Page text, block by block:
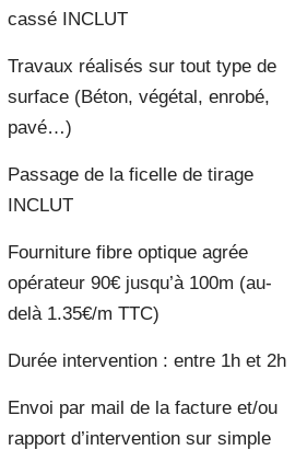
cassé INCLUT
Travaux réalisés sur tout type de
surface (Béton, végétal, enrobé,
pavé…)
Passage de la ficelle de tirage
INCLUT
Fourniture fibre optique agrée
opérateur 90€ jusqu’à 100m (au-
delà 1.35€/m TTC)
Durée intervention : entre 1h et 2h
Envoi par mail de la facture et/ou
rapport d’intervention sur simple